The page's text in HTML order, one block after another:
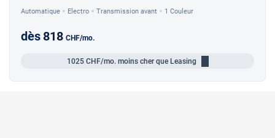
Automatique Electro Transmission avant 1 Couleur
dès 818 CHF/mo.
1025 CHF/mo. moins cher que Leasing